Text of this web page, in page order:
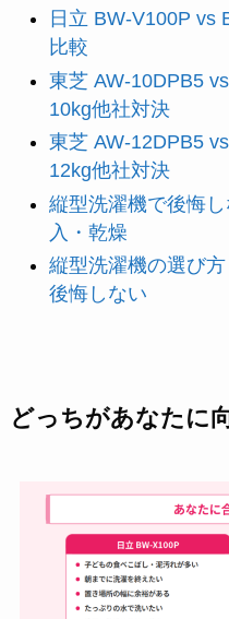
日立 BW-V100P vs
比較
東芝 AW-10DPB5
10kg他社対決
東芝 AW-12DPB5
12kg他社対決
縦型洗濯機で後悔
入・乾燥
縦型洗濯機の選び
後悔しない
どっちがあなたに